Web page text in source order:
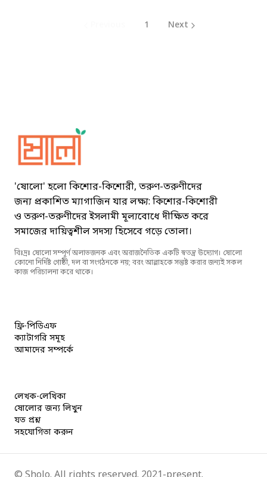
1 Next
Sholo Magazine
'ষোলো' হলো কিশোর-কিশোরী, তরুণ-তরুণীদের
জন্য প্রকাশিত ম্যাগাজিন যার লক্ষ্য: কিশোর-কিশোরী
ও তরুণ-তরুণীদের ইসলামী মূল্যবোধে দীক্ষিত করে
সমাজের দায়িত্বশীল সদস্য হিসেবে গড়ে তোলা।
বিঃদ্রঃ ষোলো সম্পূর্ণ অলাভজনক এবং অরাজনৈতিক একটি স্বতন্ত্র উদ্যোগ। ষোলো
কোনো নির্দিষ্ট গোষ্ঠী, দল বা সংগঠনকে নয়; বরং আল্লাহকে সন্তুষ্ট করার জন্যই সকল
কাজ পরিচালনা করে থাকে।
ফ্রি-পিডিএফ
ক্যাটাগরি সমূহ
আমাদের সম্পর্কে
লেখক-লেখিকা
ষোলোর জন্য লিখুন
যত প্রশ্ন
সহযোগিতা করুন